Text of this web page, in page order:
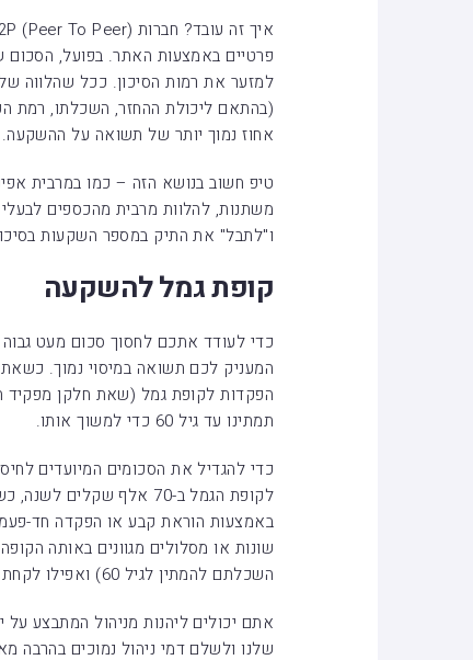
פרטיים באמצעות האתר. בפועל, הסכום
למזער את רמות הסיכון. ככל שהלווה
(בהתאם ליכולת ההחזר, השכלתו, רמת
אחוז נמוך יותר של תשואה על ההשקעה.
טיפ חשוב בנושא הזה – כמו במרבית
משתנות, להלוות מרבית מהכספים
ו"לתבל" את התיק במספר השקעות
קופת גמל להשקעה
כדי לעודד אתכם לחסוך סכום מעט גבוה
המעניק לכם תשואה במיסוי נמוך.
הפקדות לקופת גמל (שאת חלקן מפקיד
תמתינו עד גיל 60 כדי למשוך אותו.
כדי להגדיל את הסכומים המיועדים
לקופת הגמל ב-70 אלף
באמצעות הוראת קבע או הפקדה חד-
שונות או מסלולים מגוונים באותה
השכלתם להמתין לגיל 60) ואפילו לקחת הלוואות מדי פעם מסכום זה.
אתם יכולים ליהנות מניהול המתבצע על
שלנו ולשלם דמי ניהול נמוכים בהרבה